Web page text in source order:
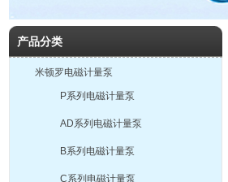
产品分类
米顿罗电磁计量泵
P系列电磁计量泵
AD系列电磁计量泵
B系列电磁计量泵
C系列电磁计量泵